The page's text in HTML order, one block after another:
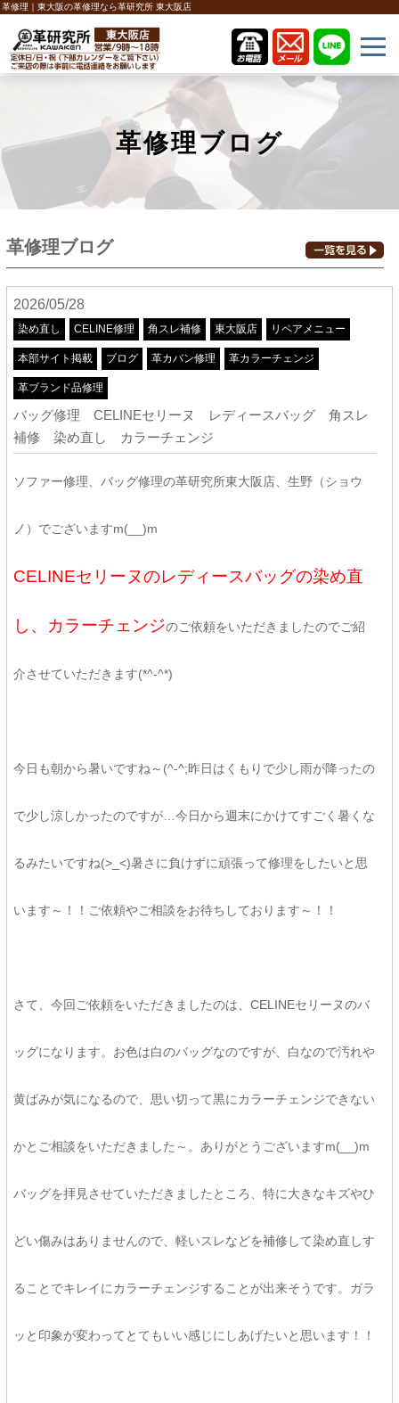
革修理｜東大阪の革修理なら革研究所 東大阪店
革修理ブログ
革修理ブログ
2026/05/28
染め直し CELINE修理 角スレ補修 東大阪店 リペアメニュー
本部サイト掲載 ブログ 革カバン修理 革カラーチェンジ
革ブランド品修理
バッグ修理 CELINEセリーヌ レディースバッグ 角スレ
補修 染め直し カラーチェンジ
ソファー修理、バッグ修理の革研究所東大阪店、生野（ショウ
ノ）でございますm(__)m
CELINEセリーヌのレディースバッグの染め直
し、カラーチェンジのご依頼をいただきましたのでご紹
介させていただきます(*^-^*)
今日も朝から暑いですね～(^-^;昨日はくもりで少し雨が降ったの
で少し涼しかったのですが…今日から週末にかけてすごく暑くな
るみたいですね(>_<)暑さに負けずに頑張って修理をしたいと思
います～！！ご依頼やご相談をお待ちしております～！！
さて、今回ご依頼をいただきましたのは、CELINEセリーヌのバ
ッグになります。お色は白のバッグなのですが、白なので汚れや
黄ばみが気になるので、思い切って黒にカラーチェンジできない
かとご相談をいただきました～。ありがとうございますm(__)m
バッグを拝見させていただきましたところ、特に大きなキズやひ
どい傷みはありませんので、軽いスレなどを補修して染め直しす
ることでキレイにカラーチェンジすることが出来そうです。ガラ
ッと印象が変わってとてもいい感じにしあげたいと思います！！